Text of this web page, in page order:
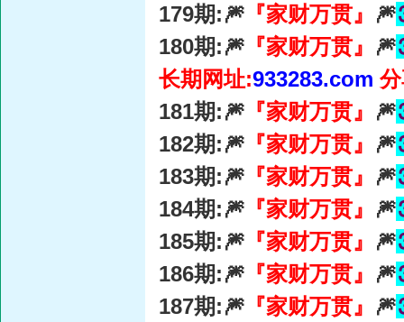
179期:🎆 『家财万贯』 🎆
180期:🎆 『家财万贯』 🎆
长期网址:933283.com
181期:🎆 『家财万贯』 🎆
182期:🎆 『家财万贯』 🎆
183期:🎆 『家财万贯』 🎆
184期:🎆 『家财万贯』 🎆
185期:🎆 『家财万贯』 🎆
186期:🎆 『家财万贯』 🎆
187期:🎆 『家财万贯』 🎆